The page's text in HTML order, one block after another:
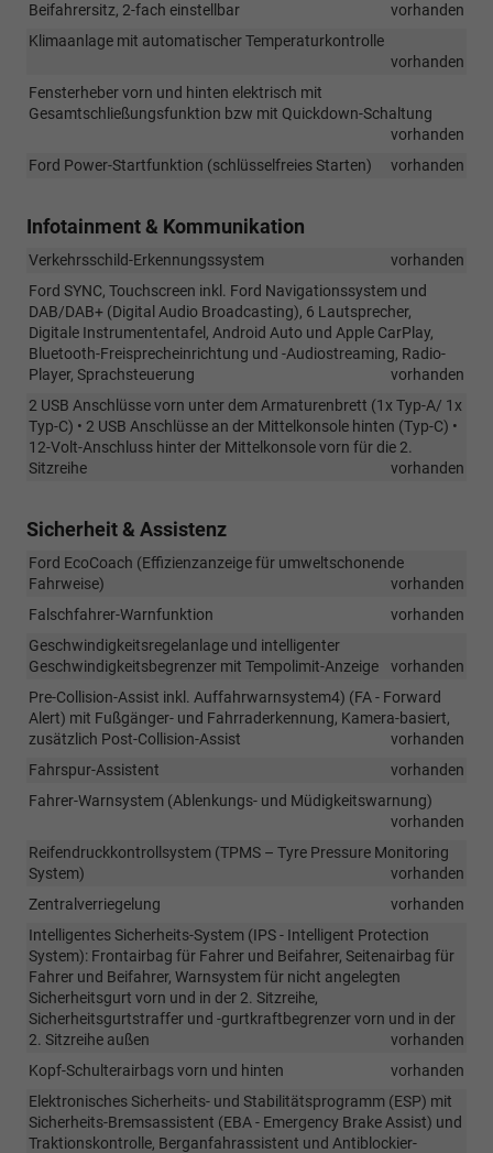
Beifahrersitz, 2-fach einstellbar
vorhanden
Klimaanlage mit automatischer Temperaturkontrolle
vorhanden
Fensterheber vorn und hinten elektrisch mit
Gesamtschließungsfunktion bzw mit Quickdown-Schaltung
vorhanden
Ford Power-Startfunktion (schlüsselfreies Starten)
vorhanden
Infotainment & Kommunikation
Verkehrsschild-Erkennungssystem
vorhanden
Ford SYNC, Touchscreen inkl. Ford Navigationssystem und
DAB/DAB+ (Digital Audio Broadcasting), 6 Lautsprecher,
Digitale Instrumententafel, Android Auto und Apple CarPlay,
Bluetooth-Freisprecheinrichtung und -Audiostreaming, Radio-
Player, Sprachsteuerung
vorhanden
2 USB Anschlüsse vorn unter dem Armaturenbrett (1x Typ-A/ 1x
Typ-C) • 2 USB Anschlüsse an der Mittelkonsole hinten (Typ-C) •
12-Volt-Anschluss hinter der Mittelkonsole vorn für die 2.
Sitzreihe
vorhanden
Sicherheit & Assistenz
Ford EcoCoach (Effizienzanzeige für umweltschonende
Fahrweise)
vorhanden
Falschfahrer-Warnfunktion
vorhanden
Geschwindigkeitsregelanlage und intelligenter
Geschwindigkeitsbegrenzer mit Tempolimit-Anzeige
vorhanden
Pre-Collision-Assist inkl. Auffahrwarnsystem4) (FA - Forward
Alert) mit Fußgänger- und Fahrraderkennung, Kamera-basiert,
zusätzlich Post-Collision-Assist
vorhanden
Fahrspur-Assistent
vorhanden
Fahrer-Warnsystem (Ablenkungs- und Müdigkeitswarnung)
vorhanden
Reifendruckkontrollsystem (TPMS – Tyre Pressure Monitoring
System)
vorhanden
Zentralverriegelung
vorhanden
Intelligentes Sicherheits-System (IPS - Intelligent Protection
System): Frontairbag für Fahrer und Beifahrer, Seitenairbag für
Fahrer und Beifahrer, Warnsystem für nicht angelegten
Sicherheitsgurt vorn und in der 2. Sitzreihe,
Sicherheitsgurtstraffer und -gurtkraftbegrenzer vorn und in der
2. Sitzreihe außen
vorhanden
Kopf-Schulterairbags vorn und hinten
vorhanden
Elektronisches Sicherheits- und Stabilitätsprogramm (ESP) mit
Sicherheits-Bremsassistent (EBA - Emergency Brake Assist) und
Traktionskontrolle, Berganfahrassistent und Antiblockier-